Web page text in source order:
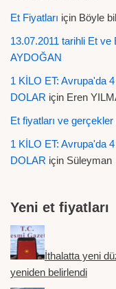
Et Fiyatları için Böyle
13.07.2011 tarihli Et ve
AYDOĞAN
1 KİLO ET: Avrupa'da
DOLAR için Eren
Et fiyatları ve gerçekler
1 KİLO ET: Avrupa'da
DOLAR için Süleyman
Yeni et fiyatları
İthalatta yeni
yeniden belirlendi